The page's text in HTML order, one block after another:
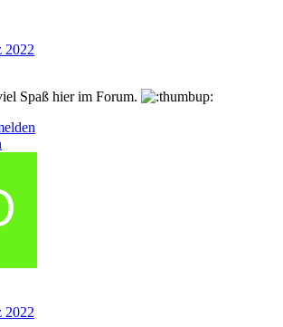
2022
Spaß hier im Forum.
2022